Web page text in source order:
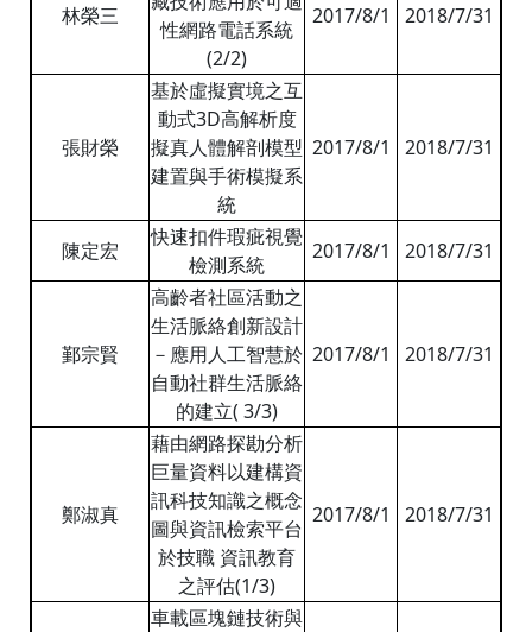
林榮三
性網路電話系統
(2/2)
2017/8/1 2018/7/31
張財榮
基於虛擬實境之互
動式3D高解析度
擬真人體解剖模型
建置與手術模擬系
統
2017/8/1 2018/7/31
陳定宏
快速扣件瑕疵視覺
檢測系統
2017/8/1 2018/7/31
鄞宗賢
高齡者社區活動之
生活脈絡創新設計
－應用人工智慧於
自動社群生活脈絡
的建立( 3/3)
2017/8/1 2018/7/31
鄭淑真
藉由網路探勘分析
巨量資料以建構資
訊科技知識之概念
圖與資訊檢索平台
於技職 資訊教育
之評估(1/3)
2017/8/1 2018/7/31
車載區塊鏈技術與